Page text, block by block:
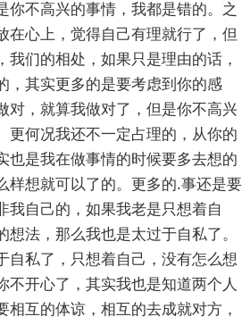
你不高兴的事情，我都是错的。之
在心上，觉得自己有理就行了，但
我们的相处，如果只是理由的话，
，其实更多的是要考虑到你的感
对，就算我做对了，但是你不高兴
更何况我还不一定占理的，从你的
也是我在做事情的时候要多去想的
样想就可以了的。更多的.事还是要
我自己的，如果我老是只想着自
想法，那么我也是太过于自私了。
自私了，只想着自己，没有怎么想
不开心了，其实我也是知道两个人
相互的体谅，相互的去成就对方，